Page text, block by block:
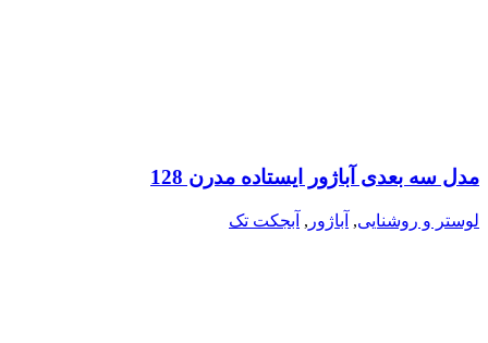
مدل سه بعدی آباژور ایستاده مدرن 128
لوستر و روشنایی, آباژور , آبجکت تک